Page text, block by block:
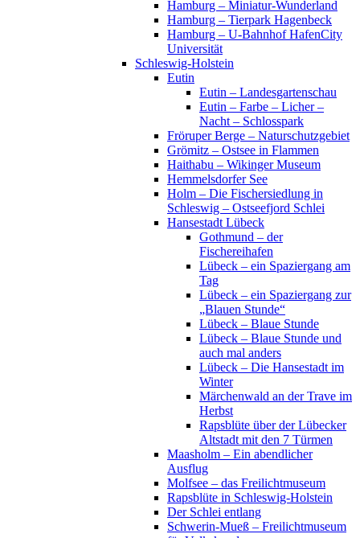
Hamburg – Miniatur-Wunderland
Hamburg – Tierpark Hagenbeck
Hamburg – U-Bahnhof HafenCity
Universität
Schleswig-Holstein
Eutin
Eutin – Landesgartenschau
Eutin – Farbe – Licher –
Nacht – Schlosspark
Fröruper Berge – Naturschutzgebiet
Grömitz – Ostsee in Flammen
Haithabu – Wikinger Museum
Hemmelsdorfer See
Holm – Die Fischersiedlung in
Schleswig – Ostseefjord Schlei
Hansestadt Lübeck
Gothmund – der
Fischereihafen
Lübeck – ein Spaziergang am
Tag
Lübeck – ein Spaziergang zur
„Blauen Stunde“
Lübeck – Blaue Stunde
Lübeck – Blaue Stunde und
auch mal anders
Lübeck – Die Hansestadt im
Winter
Märchenwald an der Trave im
Herbst
Rapsblüte über der Lübecker
Altstadt mit den 7 Türmen
Maasholm – Ein abendlicher
Ausflug
Molfsee – das Freilichtmuseum
Rapsblüte in Schleswig-Holstein
Der Schlei entlang
Schwerin-Mueß – Freilichtmuseum